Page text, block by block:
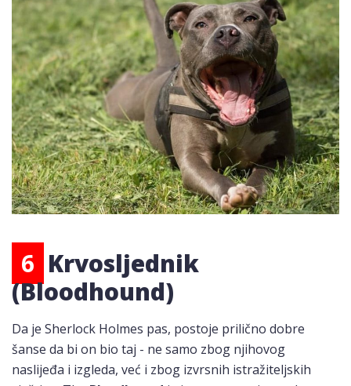
6 Krvosljednik
(Bloodhound)
Da je Sherlock Holmes pas, postoje prilično dobre
šanse da bi on bio taj - ne samo zbog njihovog
naslijeđa i izgleda, već i zbog izvrsnih istražiteljskih